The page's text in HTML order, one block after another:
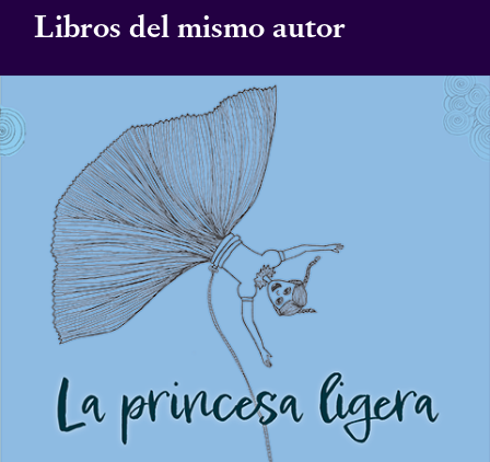
Libros del mismo autor